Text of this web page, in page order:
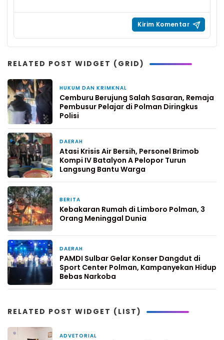
RELATED POST WIDGET (GRID)
HUKUM DAN KRIMKNAL
Cemburu Berujung Salah Sasaran, Remaja
Pembusur Pelajar di Polman Diringkus
Polisi
DAERAH
Atasi Krisis Air Bersih, Personel Brimob
Kompi IV Batalyon A Pelopor Turun
Langsung Bantu Warga
BERITA
Kebakaran Rumah di Limboro Polman, 3
Orang Meninggal Dunia
DAERAH
PAMDI Sulbar Gelar Konser Dangdut di
Sport Center Polman, Kampanyekan Hidup
Bebas Narkoba
RELATED POST WIDGET (LIST)
ADVETORIAL